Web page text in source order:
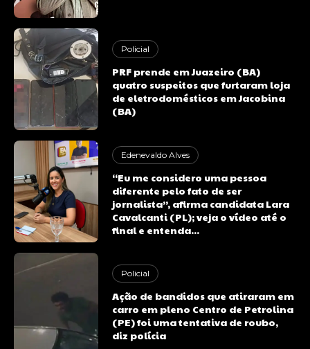
Policial
PRF prende em Juazeiro (BA)
quatro suspeitos que furtaram loja
de eletrodomésticos em Jacobina
(BA)
Edenevaldo Alves
“Eu me considero uma pessoa
diferente pelo fato de ser
jornalista”, afirma candidata Lara
Cavalcanti (PL); veja o vídeo até o
final e entenda...
Policial
Ação de bandidos que atiraram em
carro em pleno Centro de Petrolina
(PE) foi uma tentativa de roubo,
diz polícia